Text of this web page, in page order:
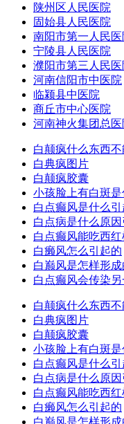
陕州区人民医院
固始县人民医院
南阳市第一人民医
宁陵县人民医院
濮阳市第三人民医
河南信阳市中医院
临颍县中医院
商丘市中心医院
河南神火集团总医
白颠疯什么东西
白典疯图片
白颠疯胶囊
小孩脸上有白斑
白点癫风是什么引
白点病是什么原
白点癫风能吃西
白癞风怎么引起的
白巅风是怎样形成
白点癫风会传染
白颠疯什么东西
白典疯图片
白颠疯胶囊
小孩脸上有白斑
白点癫风是什么引
白点病是什么原
白点癫风能吃西
白癞风怎么引起的